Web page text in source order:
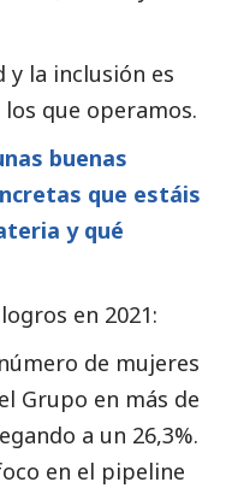
y la inclusión es
que operamos.
buenas
que estáis
y qué
en 2021:
de mujeres
Grupo en más de
a un 26,3%.
en el pipeline